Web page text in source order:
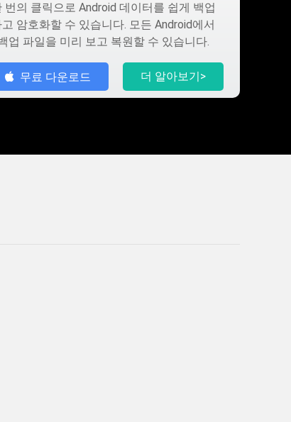
번의 클릭으로 Android 데이터를 쉽게 백업
암호화할 수 있습니다. 모든 Android에서
업 파일을 미리 보고 복원할 수 있습니다.
무료 다운로드 더 알아보기>